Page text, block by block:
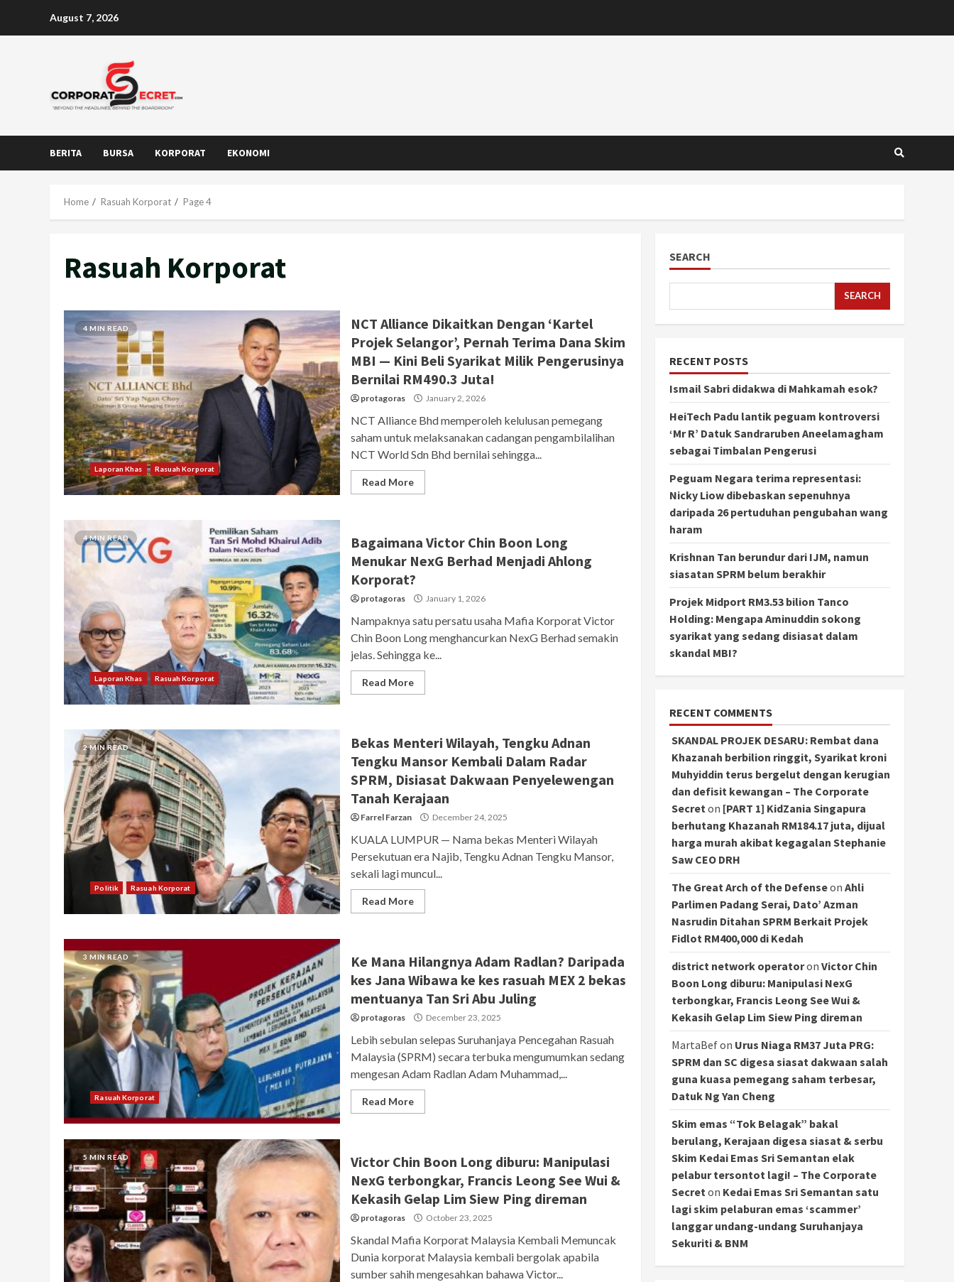
August 7, 2026
BERITA BURSA KORPORAT EKONOMI
Home Rasuah Korporat Page 4
Rasuah Korporat
4 MIN READ
Laporan Khas Rasuah Korporat
NCT Alliance Dikaitkan Dengan ‘Kartel
Projek Selangor’, Pernah Terima Dana Skim
MBI — Kini Beli Syarikat Milik Pengerusinya
Bernilai RM490.3 Juta!
protagoras January 2, 2026
NCT Alliance Bhd memperoleh kelulusan pemegang
saham untuk melaksanakan cadangan pengambilalihan
NCT World Sdn Bhd bernilai sehingga...
Read More
4 MIN READ
Laporan Khas Rasuah Korporat
Bagaimana Victor Chin Boon Long
Menukar NexG Berhad Menjadi Ahlong
Korporat?
protagoras January 1, 2026
Nampaknya satu persatu usaha Mafia Korporat Victor
Chin Boon Long menghancurkan NexG Berhad semakin
jelas. Sehingga ke...
Read More
2 MIN READ
Politik Rasuah Korporat
Bekas Menteri Wilayah, Tengku Adnan
Tengku Mansor Kembali Dalam Radar
SPRM, Disiasat Dakwaan Penyelewengan
Tanah Kerajaan
Farrel Farzan December 24, 2025
KUALA LUMPUR — Nama bekas Menteri Wilayah
Persekutuan era Najib, Tengku Adnan Tengku Mansor,
sekali lagi muncul...
Read More
3 MIN READ
Rasuah Korporat
Ke Mana Hilangnya Adam Radlan? Daripada
kes Jana Wibawa ke kes rasuah MEX 2 bekas
mentuanya Tan Sri Abu Juling
protagoras December 23, 2025
Lebih sebulan selepas Suruhanjaya Pencegahan Rasuah
Malaysia (SPRM) secara terbuka mengumumkan sedang
mengesan Adam Radlan Adam Muhammad,...
Read More
5 MIN READ
Victor Chin Boon Long diburu: Manipulasi
NexG terbongkar, Francis Leong See Wui &
Kekasih Gelap Lim Siew Ping direman
protagoras October 23, 2025
Skandal Mafia Korporat Malaysia Kembali Memuncak
Dunia korporat Malaysia kembali bergolak apabila
sumber sahih mengesahkan bahawa Victor...
SEARCH
SEARCH
RECENT POSTS
Ismail Sabri didakwa di Mahkamah esok?
HeiTech Padu lantik peguam kontroversi
‘Mr R’ Datuk Sandraruben Aneelamagham
sebagai Timbalan Pengerusi
Peguam Negara terima representasi:
Nicky Liow dibebaskan sepenuhnya
daripada 26 pertuduhan pengubahan wang
haram
Krishnan Tan berundur dari IJM, namun
siasatan SPRM belum berakhir
Projek Midport RM3.53 bilion Tanco
Holding: Mengapa Aminuddin sokong
syarikat yang sedang disiasat dalam
skandal MBI?
RECENT COMMENTS
SKANDAL PROJEK DESARU: Rembat dana
Khazanah berbilion ringgit, Syarikat kroni
Muhyiddin terus bergelut dengan kerugian
dan defisit kewangan – The Corporate
Secret on [PART 1] KidZania Singapura
berhutang Khazanah RM184.17 juta, dijual
harga murah akibat kegagalan Stephanie
Saw CEO DRH
The Great Arch of the Defenseon Ahli
Parlimen Padang Serai, Dato’ Azman
Nasrudin Ditahan SPRM Berkait Projek
Fidlot RM400,000 di Kedah
district network operatoron Victor Chin
Boon Long diburu: Manipulasi NexG
terbongkar, Francis Leong See Wui &
Kekasih Gelap Lim Siew Ping direman
MartaBefon Urus Niaga RM37 Juta PRG:
SPRM dan SC digesa siasat dakwaan salah
guna kuasa pemegang saham terbesar,
Datuk Ng Yan Cheng
Skim emas “Tok Belagak” bakal
berulang, Kerajaan digesa siasat & serbu
Skim Kedai Emas Sri Semantan elak
pelabur tersontot lagi! – The Corporate
Secret on Kedai Emas Sri Semantan satu
lagi skim pelaburan emas ‘scammer’
langgar undang-undang Suruhanjaya
Sekuriti & BNM